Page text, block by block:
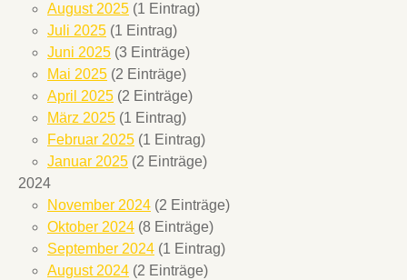
August 2025 (1 Eintrag)
Juli 2025 (1 Eintrag)
Juni 2025 (3 Einträge)
Mai 2025 (2 Einträge)
April 2025 (2 Einträge)
März 2025 (1 Eintrag)
Februar 2025 (1 Eintrag)
Januar 2025 (2 Einträge)
2024
November 2024 (2 Einträge)
Oktober 2024 (8 Einträge)
September 2024 (1 Eintrag)
August 2024 (2 Einträge)